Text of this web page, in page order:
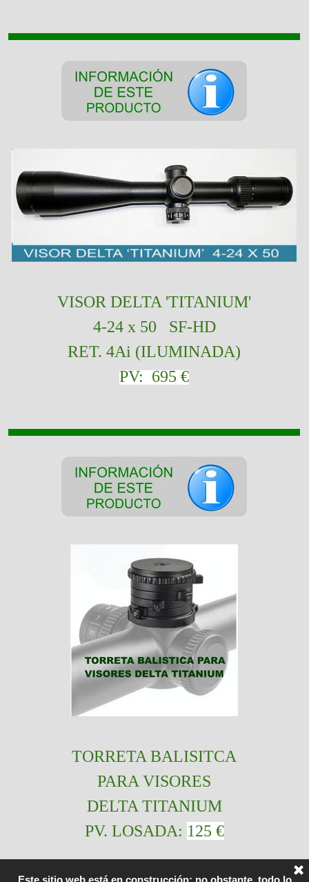
VISORDELTA 'TITANIUM'
4-24 x 50 SF-HD
RET. 4Ai (ILUMINADA)
PV: 695 €
TORRETA BALISITCA
PARA VISORES
DELTA TITANIUM
PV. LOSADA: 125 €